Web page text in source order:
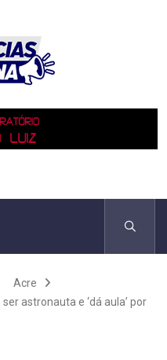
Acre
astronauta e ‘dá aula’ por